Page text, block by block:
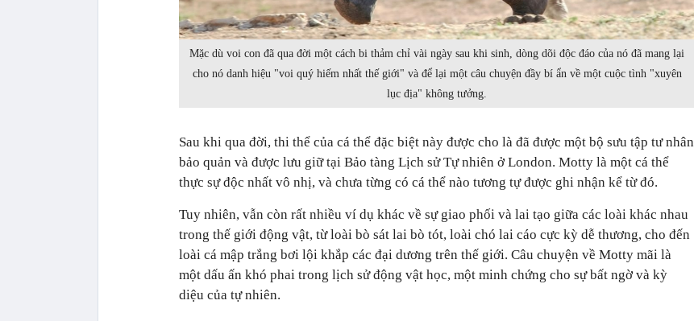
Mặc dù voi con đã qua đời một cách bi thảm chỉ vài ngày sau khi sinh, dòng dõi độc đáo của nó đã mang lại
cho nó danh hiệu "voi quý hiếm nhất thế giới" và để lại một câu chuyện đầy bí ẩn về một cuộc tình "xuyên
lục địa" không tưởng.
Sau khi qua đời, thi thể của cá thể đặc biệt này được cho là đã được một bộ sưu tập tư nhân
bảo quản và được lưu giữ tại Bảo tàng Lịch sử Tự nhiên ở London. Motty là một cá thể
thực sự độc nhất vô nhị, và chưa từng có cá thể nào tương tự được ghi nhận kể từ đó.
Tuy nhiên, vẫn còn rất nhiều ví dụ khác về sự giao phối và lai tạo giữa các loài khác nhau
trong thế giới động vật, từ loài bò sát lai bò tót, loài chó lai cáo cực kỳ dễ thương, cho đến
loài cá mập trắng bơi lội khắp các đại dương trên thế giới. Câu chuyện về Motty mãi là
một dấu ấn khó phai trong lịch sử động vật học, một minh chứng cho sự bất ngờ và kỳ
diệu của tự nhiên.